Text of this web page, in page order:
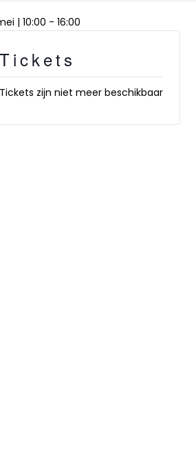
| 10:00 - 16:00
Tickets
Tickets zijn niet meer beschikbaar